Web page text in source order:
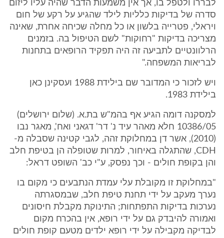
לבררו ולטפל בו, אך אין משמעות הדבר שהיה עליו ליזום
סדרה של בדיקות כלליות לילד שהגיע על רקע של חום
ויראלי, פטרייה בלשון או כל מחלה שכיחה אחרת, שאינה
מצריכה בדיקות "רחוקות" לשם הטיפול בה. בזמנים
הרלוונטיים לתביעה זה היה תפקיד הרופאים בתחנות
לבריאות המשפחה."
ויש לזכור כי המדובר שם בילידת 1988 ועסקינן כאן
בילידת 1983.
למסקנה דומה הגיע אף בהמ"ש בת.א. (שלום ירושלים)
10386/05 חלא מאהר עיד נ' דר' דגאני ואח', מאגר נבו
(2010), אשר דן במחלוקת זהה, לגבי קטינה שסבלה מ-
CDH, שהתגלה באיחור, למרות שטופלה הן בטיפת חלב
והן בקופת חולים - וכך נפסק, ע"י כב' השופט דראל:
"במחלוקת זו מקובלת עלי עמדת הנתבעים כי מקום בו
נערך מעקב על ידי תחנת טיפת חלב, שבמסגרתה
נערכות בדיקות התפתחות; התינוקת מקבלת חיסונים
ואמורה להיבדק גם על ידי רופא, אין בהכרח מקום
לבדיקה מקבילה על ידי רופא ילדים מטעם קופת חולים